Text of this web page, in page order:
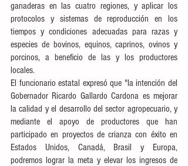
ganaderas en las cuatro regiones, y aplicar los
protocolos y sistemas de reproducción en los
tiempos y condiciones adecuadas para razas y
especies de bovinos, equinos, caprinos, ovinos y
porcinos, a beneficio de las y los productores
locales.
El funcionario estatal expresó que "la intención del
Gobernador Ricardo Gallardo Cardona es mejorar
la calidad y el desarrollo del sector agropecuario, y
mediante el apoyo de productores que han
participado en proyectos de crianza con éxito en
Estados Unidos, Canadá, Brasil y Europa,
podremos lograr la meta y elevar los ingresos de